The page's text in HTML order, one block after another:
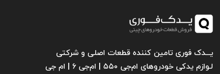
یـــدک فوری تامین کننده قطعات اصلی و شرکتی
لـوازم یدکی خودروهای ام‌جی ۵۵۰ | ام‌جی ۶ | ام جی